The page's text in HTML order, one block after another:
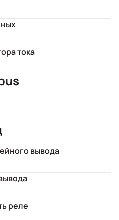
тока
вывода
реле